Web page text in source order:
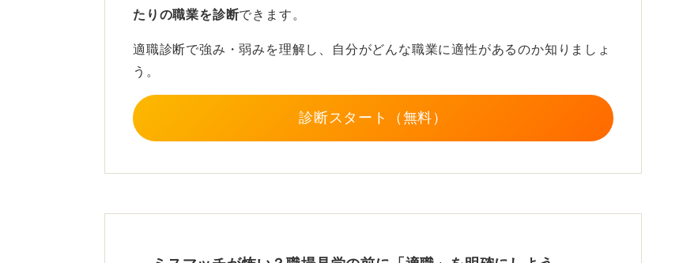
見学終了後には、お礼のメールを送ることもおすすめです。
たりの職業を診断できます。
適職診断で強み・弱みを理解し、自分がどんな職業に適性があるのか知りましょ
う。
診断スタート（無料）